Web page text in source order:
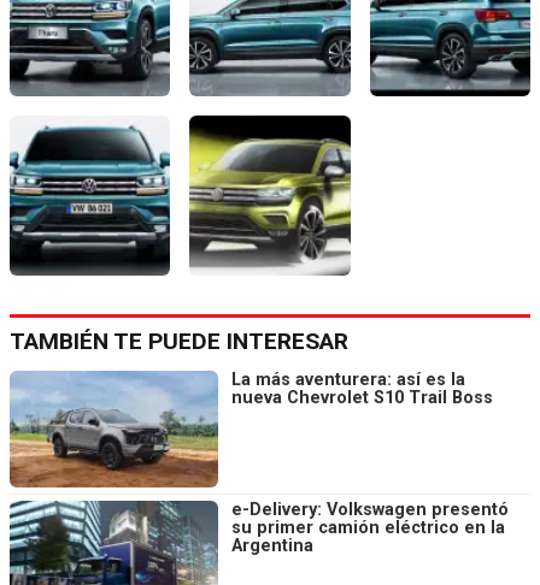
TAMBIÉN TE PUEDE INTERESAR
La más aventurera: así es la
nueva Chevrolet S10 Trail Boss
e-Delivery: Volkswagen presentó
su primer camión eléctrico en la
Argentina